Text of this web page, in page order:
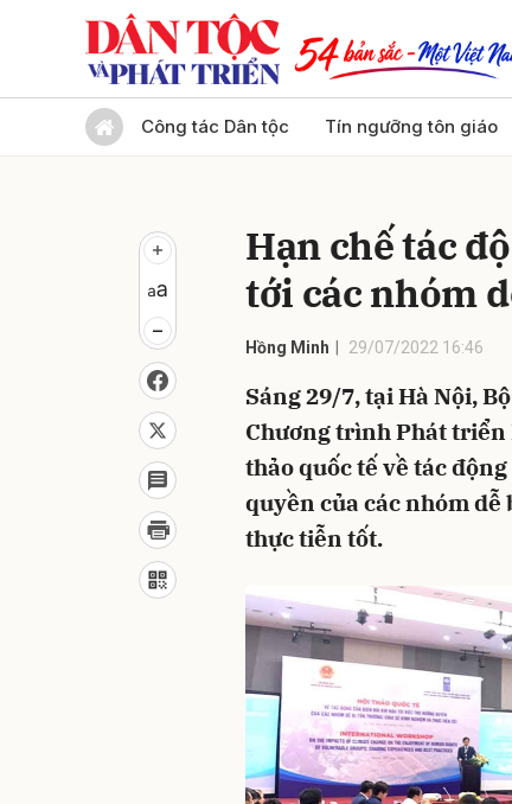
Công tác Dân tộc Tín ngưỡng tôn giáo
Hạn chế tác
tới các nhóm
Hồng Minh 29/07/2022 16:46
Sáng 29/7, tại Hà Nội,
Chương trình Phát triển
thảo quốc tế về tác
quyền của các nhóm
thực tiễn tốt.